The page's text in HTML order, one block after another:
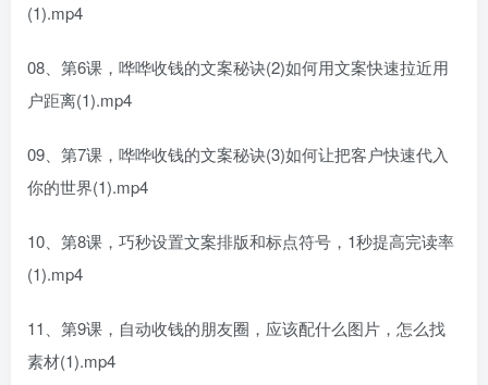
(1).mp4
08、第6课，哗哗收钱的文案秘诀(2)如何用文案快速拉近用
户距离(1).mp4
09、第7课，哗哗收钱的文案秘诀(3)如何让把客户快速代入
你的世界(1).mp4
10、第8课，巧秒设置文案排版和标点符号，1秒提高完读率
(1).mp4
11、第9课，自动收钱的朋友圈，应该配什么图片，怎么找
素材(1).mp4